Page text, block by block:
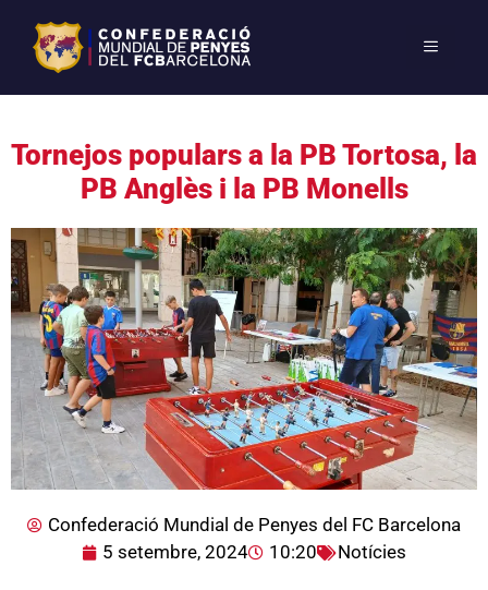
Tornejos populars a la PB Tortosa, la
PB Anglès i la PB Monells
Confederació Mundial de Penyes del FC Barcelona
5 setembre, 2024
10:20 Notícies